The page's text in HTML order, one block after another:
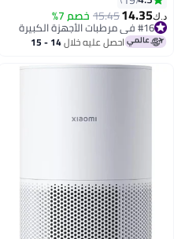
مع Alex وGoogle
د.ك‏14.35
15.45خصم 7%
#16 في مرطبات الأجهزة الكبيرة
أقل سعر في 7 يوم
تم بيع +20 مؤخرًا
#16 في مرطبات الأجهزة الكبيرة
احصل عليه خلال 14 - 15